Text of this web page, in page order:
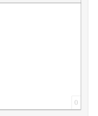
текста
цитаты
Вставка спойлера
0